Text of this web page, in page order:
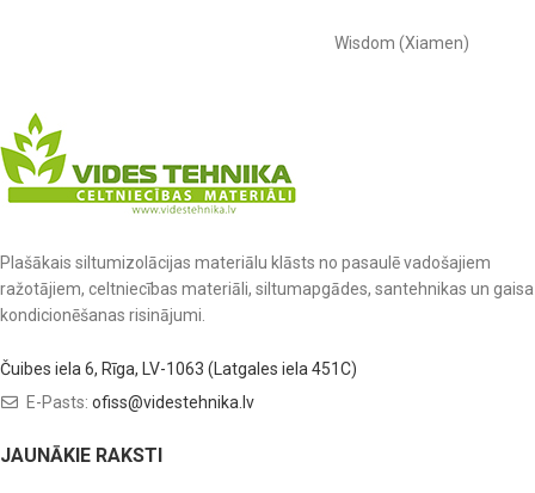
Wisdom (Xiamen)
Plašākais siltumizolācijas materiālu klāsts no pasaulē vadošajiem
ražotājiem, celtniecības materiāli, siltumapgādes, santehnikas un gaisa
kondicionēšanas risinājumi.
Čuibes iela 6, Rīga, LV-1063 (Latgales iela 451C)
E-Pasts: ofiss@videstehnika.lv
JAUNĀKIE RAKSTI